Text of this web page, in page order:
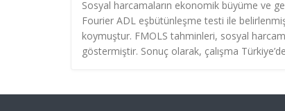
Sosyal harcamaların ekonomik büyüme ve
Fourier ADL eşbütünleşme testi ile
koymuştur. FMOLS tahminleri, sosyal
göstermiştir. Sonuç olarak, çalışma